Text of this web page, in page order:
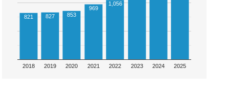
2018 2019 2020 2021 2022 2023 2024 2025
821 827 853
969
1,056